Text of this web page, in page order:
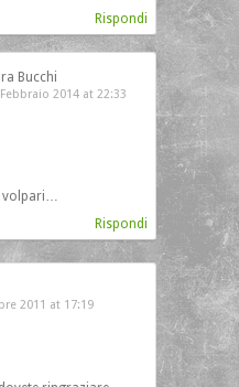
Rispondi
Bucchi
2014 at 22:33
volpari…
Rispondi
2011 at 17:19